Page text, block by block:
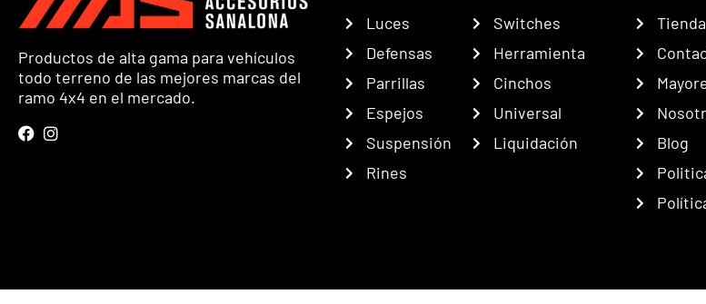
Productos de alta gama para vehículos
todo terreno de las mejores marcas del
ramo 4x4 en el mercado.
Luces
Defensas
Parrillas
Espejos
Suspensión
Rines
Switches
Herramienta
Cinchos
Universal
Liquidación
Tienda
Blog